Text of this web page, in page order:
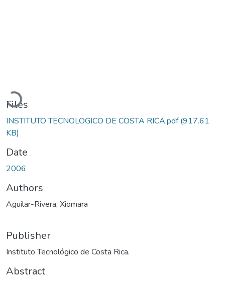
Loading...
Files
INSTITUTO TECNOLOGICO DE COSTA RICA.pdf(917.61
KB)
Date
2006
Authors
Aguilar-Rivera, Xiomara
Publisher
Instituto Tecnológico de Costa Rica.
Abstract